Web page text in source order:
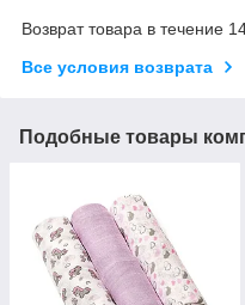
Возврат товара в течение
Все условия возврата
Подобные товары